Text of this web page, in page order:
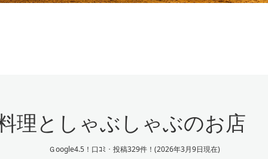
理としゃぶしゃぶのお店
Ｇoogle4.5！口ｺﾐ・投稿329件！(2026年3月9日現在)